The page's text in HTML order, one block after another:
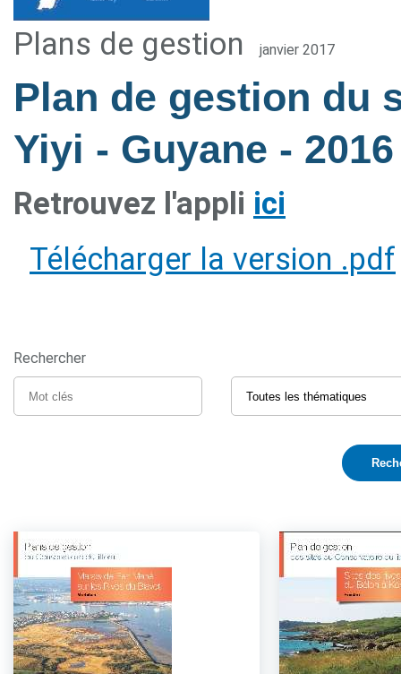
Plans de gestion janvier 2017
Plan de gestion du
Yiyi - Guyane - 2016
Retrouvez l'appli ici
Télécharger la version .pdf
Rechercher